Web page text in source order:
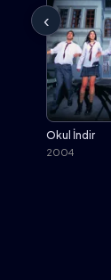
‹
Okul İndir
2004